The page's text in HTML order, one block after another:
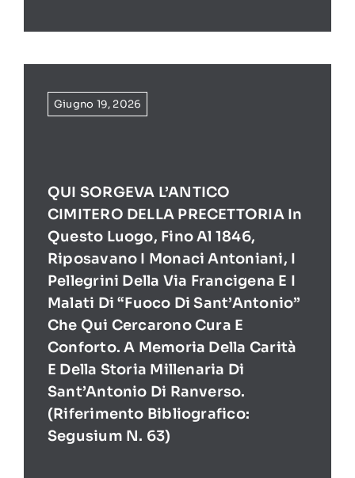
Giugno 19, 2026
QUI SORGEVA L’ANTICO
CIMITERO DELLA PRECETTORIA In
Questo Luogo, Fino Al 1846,
Riposavano I Monaci Antoniani, I
Pellegrini Della Via Francigena E I
Malati Di “Fuoco Di Sant’Antonio”
Che Qui Cercarono Cura E
Conforto. A Memoria Della Carità
E Della Storia Millenaria Di
Sant’Antonio Di Ranverso.
(Riferimento Bibliografico:
Segusium N. 63)